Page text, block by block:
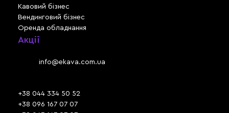
Кавовий бізнес
Вендинговий бізнес
Оренда обладнання
Акції
info@ekava.com.ua
+38 044 334 50 52
+38 096 167 07 07